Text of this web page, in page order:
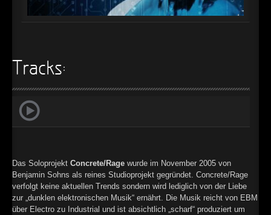
► Totentanz
Oberer Totpunkt
Oberer Totpunkt
► Gevatter Tod
►
►
Tracks:
Das Soloprojekt Concrete/Rage wurde im November 2005 von
Benjamin Sohns als reines Studioprojekt gegründet. Concrete/Rage
verfolgt keine aktuellen Trends sondern wird lediglich von der Liebe
zur „dunklen elektronischen Musik“ ernährt. Die Musik reicht von EBM
über Electro zu Industrial und ist absichtlich „scharf“ produziert um